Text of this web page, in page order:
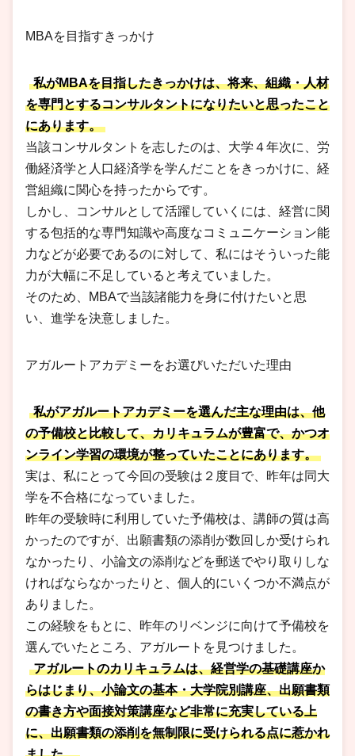
MBAを目指すきっかけ
私がMBAを目指したきっかけは、将来、組織・人材
を専門とするコンサルタントになりたいと思ったこと
にあります。
当該コンサルタントを志したのは、大学４年次に、労
働経済学と人口経済学を学んだことをきっかけに、経
営組織に関心を持ったからです。
しかし、コンサルとして活躍していくには、経営に関
する包括的な専門知識や高度なコミュニケーション能
力などが必要であるのに対して、私にはそういった能
力が大幅に不足していると考えていました。
そのため、MBAで当該諸能力を身に付けたいと思
い、進学を決意しました。
アガルートアカデミーをお選びいただいた理由
私がアガルートアカデミーを選んだ主な理由は、他
の予備校と比較して、カリキュラムが豊富で、かつオ
ンライン学習の環境が整っていたことにあります。
実は、私にとって今回の受験は２度目で、昨年は同大
学を不合格になっていました。
昨年の受験時に利用していた予備校は、講師の質は高
かったのですが、出願書類の添削が数回しか受けられ
なかったり、小論文の添削などを郵送でやり取りしな
ければならなかったりと、個人的にいくつか不満点が
ありました。
この経験をもとに、昨年のリベンジに向けて予備校を
選んでいたところ、アガルートを見つけました。
アガルートのカリキュラムは、経営学の基礎講座か
らはじまり、小論文の基本・大学院別講座、出願書類
の書き方や面接対策講座など非常に充実している上
に、出願書類の添削を無制限に受けられる点に惹かれ